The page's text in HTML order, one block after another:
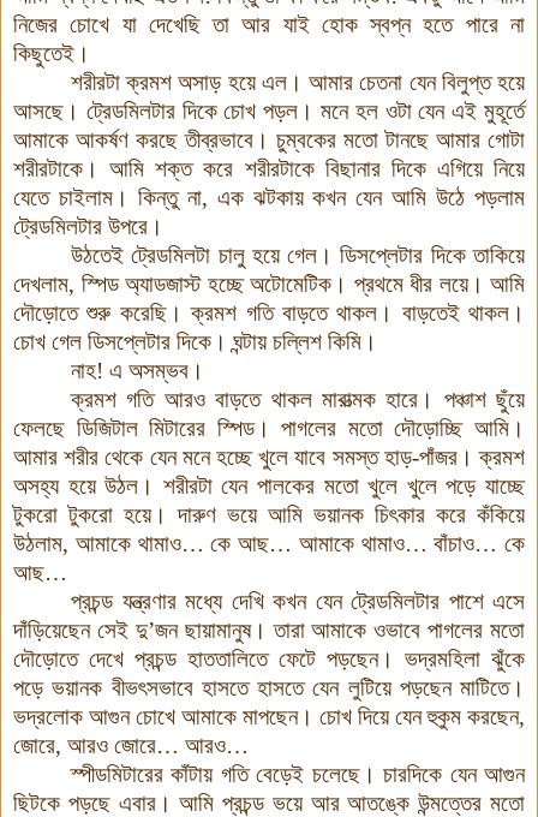
নিজের চোখে যা দেখেছি তা আর যাই হোক স্বপ্ন হতে পারে না
কিছুতেই ।
শরীরটা ক্রমশ অসাড় হয়ে এল। আমার চেতনা যেন বিলুপ্ত হয়ে
আসছে । ট্রেডমিলটার দিকে চোখ পড়ল । মনে হল ওটা যেন এই মুহূর্তে
আমাকে আকর্ষণ করছে তীব্রভাবে । চুম্বকের মতো টানছে আমার গোটা
শরীরটাকে ।
আমি শক্ত করে শরীরটাকে বিছানার দিকে এগিয়ে নিয়ে
যেতে চাইলাম। কিন্তু না, এক ঝটকায় কখন যেন আমি উঠে পড়লাম
ট্রেডমিলটার উপরে ।
উঠতেই ট্রেডমিলটা চালু হয়ে গেল । ডিসপ্লেটার দিকে তাকিয়ে
দেখলাম, স্পিড অ্যাডজাস্ট হচ্ছে অটোমেটিক । প্রথমে ধীর লয়ে। আমি
দৌড়োতে শুরু করেছি। ক্রমশ গতি বাড়তে থাকল । বাড়তেই থাকল ।
চোখ গেল ডিসপ্লেটার দিকে । ঘন্টায় চল্লিশ কিমি ।
নাহ! এ অসম্ভব ।
ক্রমশ গতি আরও বাড়তে থাকল মারাত্মক হারে ।
পঞ্চাশ ছুঁয়ে
ফেলছে ডিজিটাল মিটারের স্পিড। পাগলের মতো দৌড়োচ্ছি আমি ।
আমার শরীর থেকে যেন মনে হচ্ছে খুলে যাবে সমস্ত হাড়-পাঁজর। ক্রমশ
অসহ্য হয়ে উঠল । শরীরটা যেন পালকের মতো খুলে খুলে পড়ে যাচ্ছে
টুকরো টুকরো হয়ে।
দারুণ ভয়ে আমি ভয়ানক চিৎকার করে কঁকিয়ে
উঠলাম, আমাকে থামাও…কে আছ… আমাকে থামাও… বাঁচাও… কে
আছ…
প্রচন্ড যন্ত্রণার মধ্যে দেখি কখন যেন ট্রেডমিলটার পাশে এসে
দাঁড়িয়েছেন সেই দু’জন ছায়ামানুষ। তারা আমাকে ওভাবে পাগলের মতো
দৌড়োতে দেখে প্রচন্ড হাততালিতে ফেটে পড়ছেন।
ভদ্রমহিলা ঝুঁকে
পড়ে ভয়ানক বীভৎসভাবে হাসতে হাসতে যেন লুটিয়ে পড়ছেন মাটিতে।
ভদ্রলোক আগুন চোখে আমাকে মাপছেন। চোখ দিয়ে যেন হুকুম করছেন,
জোরে, আরও জোরে… আরও…
স্পীডমিটারের কাঁটায় গতি বেড়েই চলেছে। চারদিকে যেন আগুন
ছিটকে পড়ছে এবার। আমি প্রচন্ড ভয়ে আর আতঙ্কে উন্মত্তের মতো